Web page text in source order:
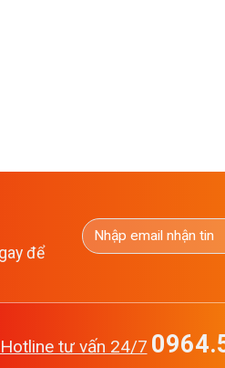
để
Hotline tư vấn 24/7